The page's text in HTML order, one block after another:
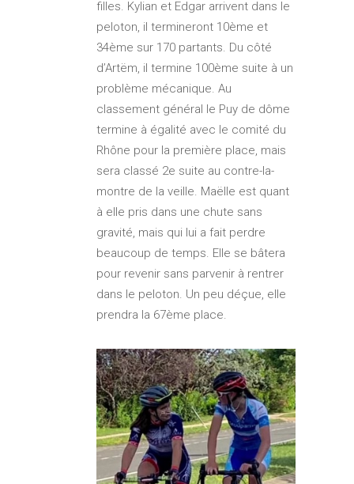
filles. Kylian et Edgar arrivent dans le
peloton, il termineront 10ème et
34ème sur 170 partants. Du côté
d’Artëm, il termine 100ème suite à un
problème mécanique. Au
classement général le Puy de dôme
termine à égalité avec le comité du
Rhône pour la première place, mais
sera classé 2e suite au contre-la-
montre de la veille. Maëlle est quant
à elle pris dans une chute sans
gravité, mais qui lui a fait perdre
beaucoup de temps. Elle se bâtera
pour revenir sans parvenir à rentrer
dans le peloton. Un peu déçue, elle
prendra la 67ème place.